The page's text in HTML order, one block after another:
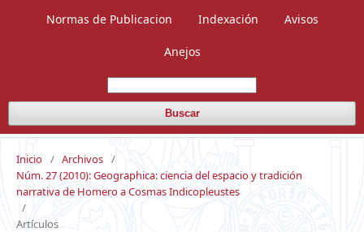
Normas de Publicacion Indexación Avisos
Anejos
Buscar
Inicio / Archivos /
Núm. 27 (2010): Geographica: ciencia del espacio y tradición
narrativa de Homero a Cosmas Indicopleustes
/
Artículos